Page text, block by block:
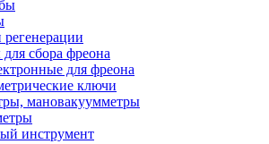
сбора фреона
для фреона
ключи
мановакуумметры
инструмент